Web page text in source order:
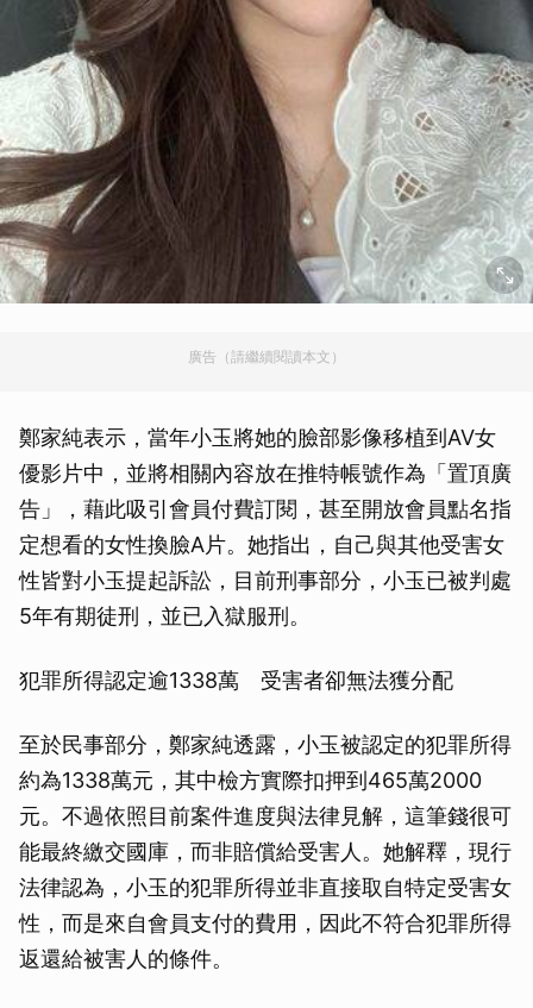
廣告（請繼續閱讀本文）
鄭家純表示，當年小玉將她的臉部影像移植到AV女
優影片中，並將相關內容放在推特帳號作為「置頂廣
告」，藉此吸引會員付費訂閱，甚至開放會員點名指
定想看的女性換臉A片。她指出，自己與其他受害女
性皆對小玉提起訴訟，目前刑事部分，小玉已被判處
5年有期徒刑，並已入獄服刑。
犯罪所得認定逾1338萬 受害者卻無法獲分配
至於民事部分，鄭家純透露，小玉被認定的犯罪所得
約為1338萬元，其中檢方實際扣押到465萬2000
元。不過依照目前案件進度與法律見解，這筆錢很可
能最終繳交國庫，而非賠償給受害人。她解釋，現行
法律認為，小玉的犯罪所得並非直接取自特定受害女
性，而是來自會員支付的費用，因此不符合犯罪所得
返還給被害人的條件。